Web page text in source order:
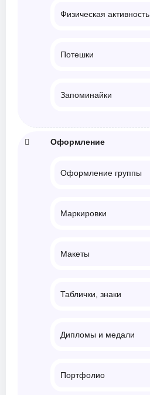
Физическая активность
Потешки
Запоминайки
Оформление
Оформление группы
Маркировки
Макеты
Таблички, знаки
Дипломы и медали
Портфолио